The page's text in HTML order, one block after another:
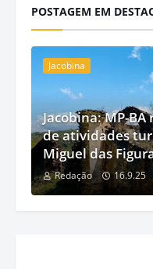
POSTAGEM EM
Jacobina
Jacobina: MP-
de atividades
Miguel das
Redação 16.9.25